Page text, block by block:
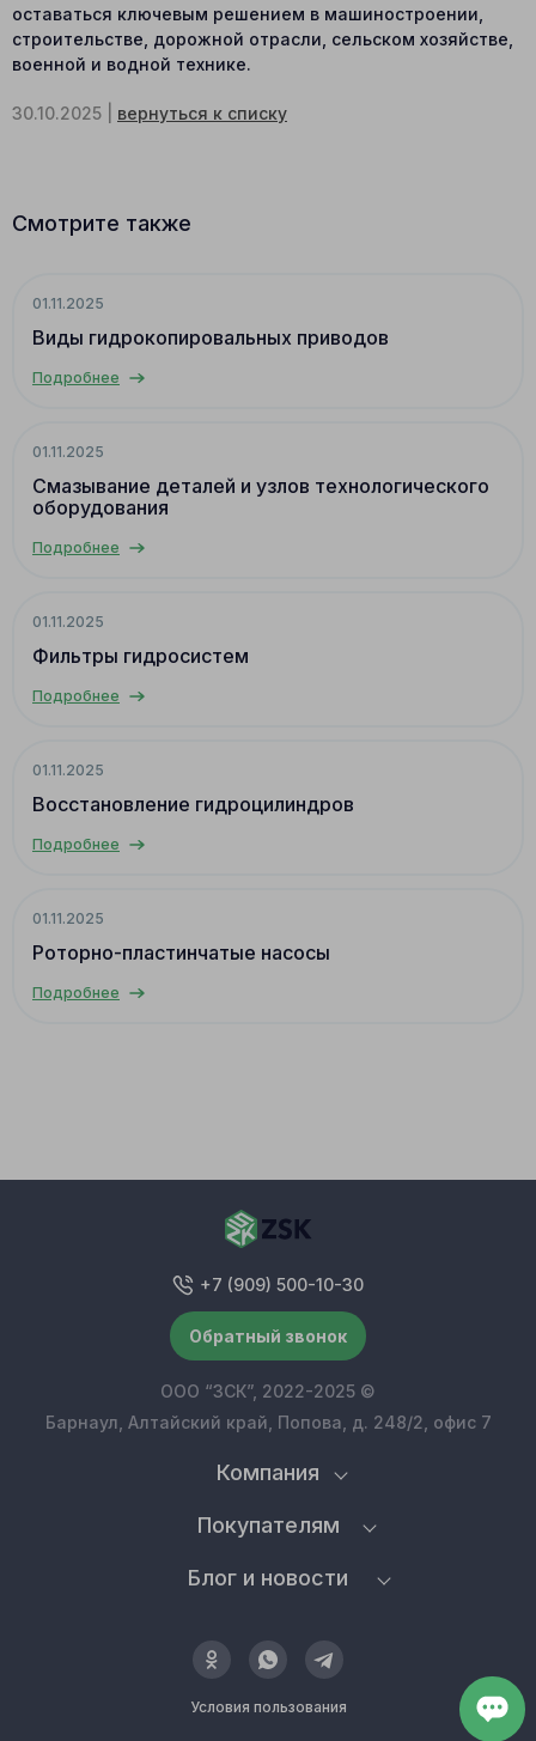
оставаться ключевым решением в машиностроении,
строительстве, дорожной отрасли, сельском хозяйстве,
военной и водной технике.
30.10.2025 | вернуться к списку
Смотрите также
01.11.2025
Виды гидрокопировальных приводов
Подробнее
01.11.2025
Смазывание деталей и узлов технологического
оборудования
Подробнее
01.11.2025
Фильтры гидросистем
Подробнее
01.11.2025
Восстановление гидроцилиндров
Подробнее
01.11.2025
Роторно-пластинчатые насосы
Подробнее
Условия пользования
Компания
Покупателям
Блог и новости
+7 (909) 500-10-30
Обратный звонок
ООО “ЗСК”, 2022-2025 ©
Барнаул, Алтайский край, Попова, д. 248/2, офис 7